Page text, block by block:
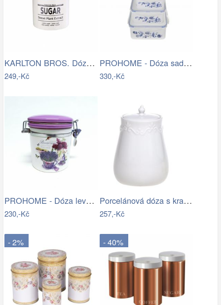
KARLTON BROS. Dóza na cukr se lžičkou…
249,-Kč
PROHOME - Dóza sada 4 ks 18,15,13,10 cm
330,-Kč
PROHOME - Dóza levandule 530ml
230,-Kč
Porcelánová dóza s krajkou Provence…
257,-Kč
- 2% - 40%